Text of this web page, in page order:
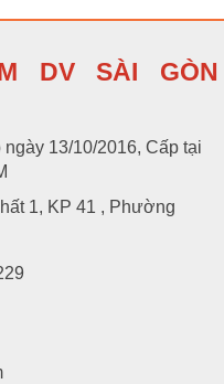
DV SÀI GÒN
13/10/2016, Cấp tại
1, KP 41 , Phường